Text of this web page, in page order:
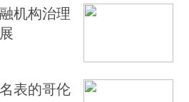
机构治理
表的哥伦